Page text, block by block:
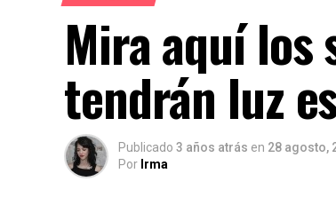
Mira aquí los
tendrán luz
Publicado 3 años atrás en 28 agosto,
Por Irma